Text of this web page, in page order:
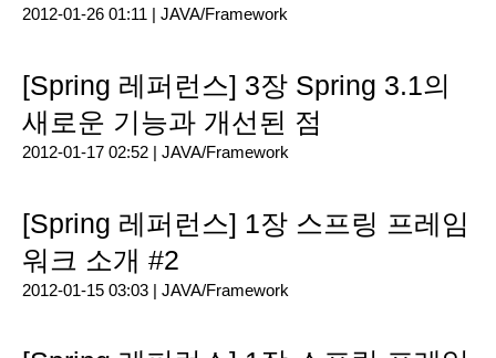
2012-01-26 01:11 | JAVA/Framework
[Spring 레퍼런스] 3장 Spring 3.1의
새로운 기능과 개선된 점
2012-01-17 02:52 | JAVA/Framework
[Spring 레퍼런스] 1장 스프링 프레임
워크 소개 #2
2012-01-15 03:03 | JAVA/Framework